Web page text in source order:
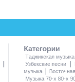
|
Категории
Таджикская музыка
Узбекские песни
|
музыка |
Музыка 70-х 80-х